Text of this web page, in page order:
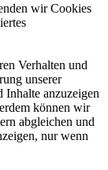
wir Cookies
Verhalten und
unserer
Inhalte anzuzeigen
können wir
abgleichen und
nur wenn